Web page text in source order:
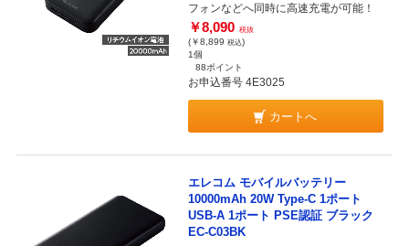
フォンなどへ同時に高速充電が可能！
￥8,090 税抜
(￥8,899 税込)
1個
88ポイント
お申込番号 4E3025
カートへ
エレコム モバイルバッテリー
10000mAh 20W Type-C 1ポート
USB-A 1ポート PSE認証 ブラック
EC-C03BK